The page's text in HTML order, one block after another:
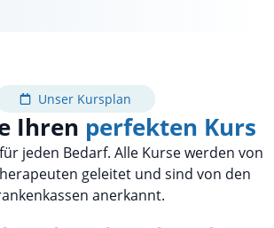
Unser Kursplan
Ihren perfekten Kurs
jeden Bedarf. Alle Kurse werden von
geleitet und sind von den
anerkannt.